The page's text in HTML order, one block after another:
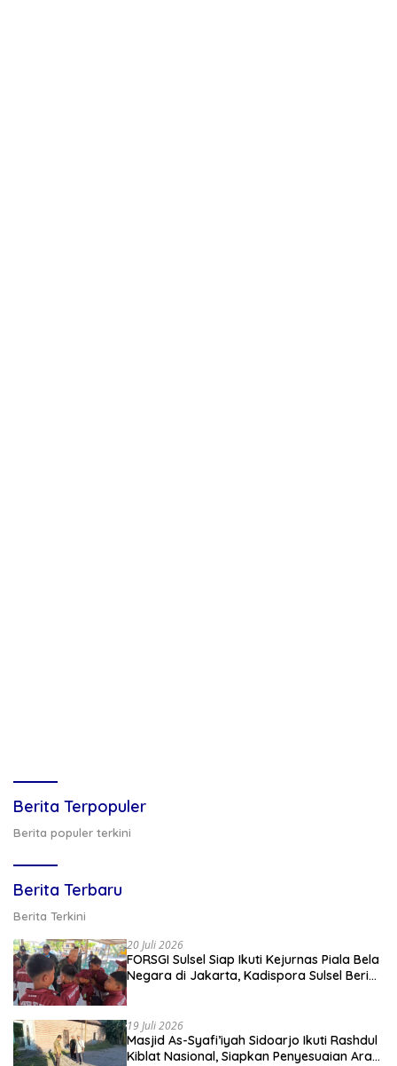
Berita Terpopuler
Berita populer terkini
Berita Terbaru
Berita Terkini
20 Juli 2026
FORSGI Sulsel Siap Ikuti Kejurnas Piala Bela
Negara di Jakarta, Kadispora Sulsel Beri
19 Juli 2026
Masjid As-Syafi’iyah Sidoarjo Ikuti Rashdul
Kiblat Nasional, Siapkan Penyesuaian Arah